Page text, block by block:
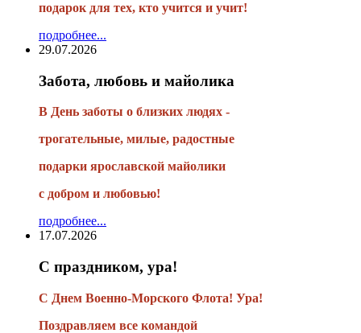
подарок для тех, кто учится и учит!
подробнее...
29.07.2026
Забота, любовь и майолика
В День заботы о близких людях -
трогательные, милые, радостные
подарки ярославской майолики
с добром и любовью!
подробнее...
17.07.2026
С праздником, ура!
С Днем Военно-Морского Флота! Ура!
Поздравляем все командой